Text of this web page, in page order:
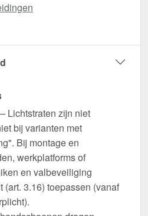
– Lichtstraten zijn niet
bij varianten met
Bij montage en
werkplatforms of
en valbeveiliging
3.16) toepassen (vanaf